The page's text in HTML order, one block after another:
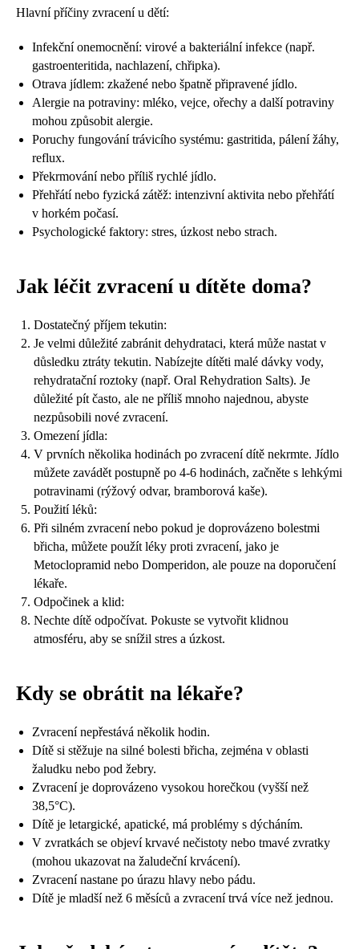
Hlavní příčiny zvracení u dětí:
Infekční onemocnění: virové a bakteriální infekce (např.
gastroenteritida, nachlazení, chřipka).
Otrava jídlem: zkažené nebo špatně připravené jídlo.
Alergie na potraviny: mléko, vejce, ořechy a další potraviny
mohou způsobit alergie.
Poruchy fungování trávicího systému: gastritida, pálení žáhy,
reflux.
Překrmování nebo příliš rychlé jídlo.
Přehřátí nebo fyzická zátěž: intenzivní aktivita nebo přehřátí
v horkém počasí.
Psychologické faktory: stres, úzkost nebo strach.
Jak léčit zvracení u dítěte doma?
Dostatečný příjem tekutin:
Je velmi důležité zabránit dehydrataci, která může nastat v
důsledku ztráty tekutin. Nabízejte dítěti malé dávky vody,
rehydratační roztoky (např. Oral Rehydration Salts). Je
důležité pít často, ale ne příliš mnoho najednou, abyste
nezpůsobili nové zvracení.
Omezení jídla:
V prvních několika hodinách po zvracení dítě nekrmte. Jídlo
můžete zavádět postupně po 4-6 hodinách, začněte s lehkými
potravinami (rýžový odvar, bramborová kaše).
Použití léků:
Při silném zvracení nebo pokud je doprovázeno bolestmi
břicha, můžete použít léky proti zvracení, jako je
Metoclopramid nebo Domperidon, ale pouze na doporučení
lékaře.
Odpočinek a klid:
Nechte dítě odpočívat. Pokuste se vytvořit klidnou
atmosféru, aby se snížil stres a úzkost.
Kdy se obrátit na lékaře?
Zvracení nepřestává několik hodin.
Dítě si stěžuje na silné bolesti břicha, zejména v oblasti
žaludku nebo pod žebry.
Zvracení je doprovázeno vysokou horečkou (vyšší než
38,5°C).
Dítě je letargické, apatické, má problémy s dýcháním.
V zvratkách se objeví krvavé nečistoty nebo tmavé zvratky
(mohou ukazovat na žaludeční krvácení).
Zvracení nastane po úrazu hlavy nebo pádu.
Dítě je mladší než 6 měsíců a zvracení trvá více než jednou.